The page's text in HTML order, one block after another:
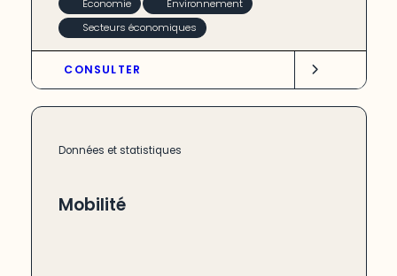
Économie
Environnement
Secteurs économiques
CONSULTER
Données et statistiques
Mobilité